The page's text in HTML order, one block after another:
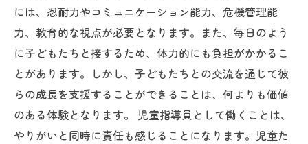
には、忍耐力やコミュニケーション能力、危機管理能
力、教育的な視点が必要となります。また、毎日のよう
に子どもたちと接するため、体力的にも負担がかかるこ
とがあります。しかし、子どもたちとの交流を通じて彼
らの成長を支援することができることは、何よりも価値
のある体験となります。 児童指導員として働くことは、
やりがいと同時に責任も感じることになります。児童た